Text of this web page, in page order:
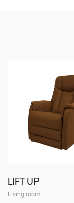
LIFT UP
Living room